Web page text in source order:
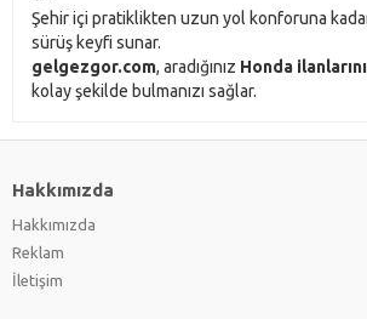
Şehir içi pratiklikten uzun yol konforuna
sürüş keyfi sunar.
gelgezgor.com, aradığınız Honda ilanlarını
kolay şekilde bulmanızı sağlar.
Hakkımızda
Hakkımızda
Reklam
İletişim